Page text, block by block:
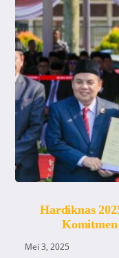
Hardiknas
Mei 3, 2025